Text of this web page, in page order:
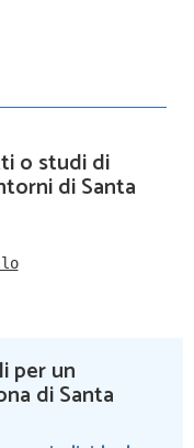
o studi di
di Santa
per un
di Santa